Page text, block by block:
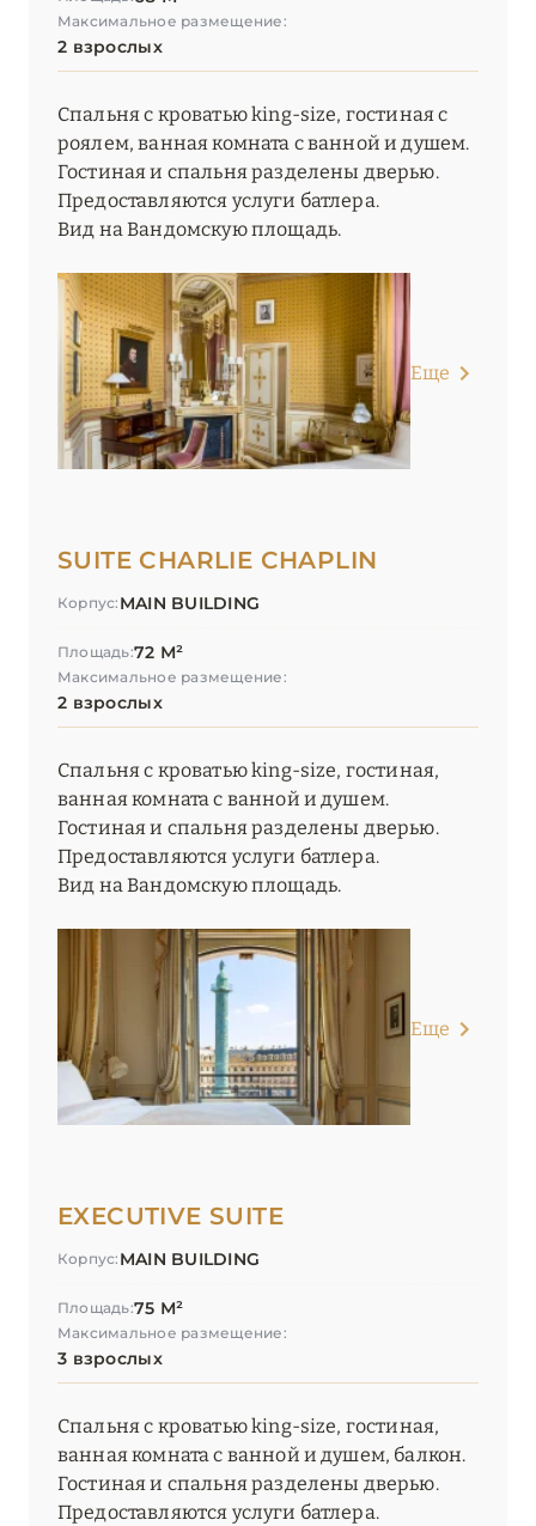
Максимальное размещение:
2 взрослых
Спальня с кроватью king-size, гостиная с
роялем, ванная комната с ванной и душем.
Гостиная и спальня разделены дверью.
Предоставляются услуги батлера.
Вид на Вандомскую площадь.
Еще
SUITE CHARLIE CHAPLIN
Корпус: MAIN BUILDING
Площадь:72 М²
Максимальное размещение:
2 взрослых
Спальня с кроватью king-size, гостиная,
ванная комната с ванной и душем.
Гостиная и спальня разделены дверью.
Предоставляются услуги батлера.
Вид на Вандомскую площадь.
Еще
EXECUTIVE SUITE
Корпус: MAIN BUILDING
Площадь:75 М²
Максимальное размещение:
3 взрослых
Спальня с кроватью king-size, гостиная,
ванная комната с ванной и душем, балкон.
Гостиная и спальня разделены дверью.
Предоставляются услуги батлера.